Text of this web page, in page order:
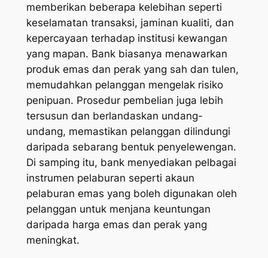
memberikan beberapa kelebihan seperti
keselamatan transaksi, jaminan kualiti, dan
kepercayaan terhadap institusi kewangan
yang mapan. Bank biasanya menawarkan
produk emas dan perak yang sah dan tulen,
memudahkan pelanggan mengelak risiko
penipuan. Prosedur pembelian juga lebih
tersusun dan berlandaskan undang-
undang, memastikan pelanggan dilindungi
daripada sebarang bentuk penyelewengan.
Di samping itu, bank menyediakan pelbagai
instrumen pelaburan seperti akaun
pelaburan emas yang boleh digunakan oleh
pelanggan untuk menjana keuntungan
daripada harga emas dan perak yang
meningkat.